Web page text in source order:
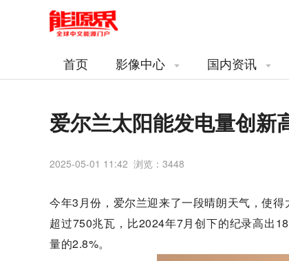
首页 影像中心 国内资讯
爱尔兰太阳能发电量创新
2025-05-01 11:42 浏览： 3448
今年3月份，爱尔兰迎来了一段晴朗天气，使
超过750兆瓦，比2024年7月创下的纪录高出
量的2.8%。